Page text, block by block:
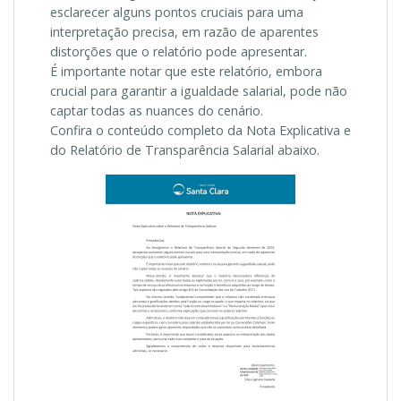
esclarecer alguns pontos cruciais para uma
interpretação precisa, em razão de aparentes
distorções que o relatório pode apresentar.
É importante notar que este relatório, embora
crucial para garantir a igualdade salarial, pode não
captar todas as nuances do cenário.
Confira o conteúdo completo da Nota Explicativa e
do Relatório de Transparência Salarial abaixo.